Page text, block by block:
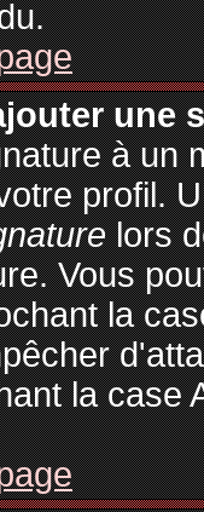
une
à un
profil.
lors
Vous
la
la case